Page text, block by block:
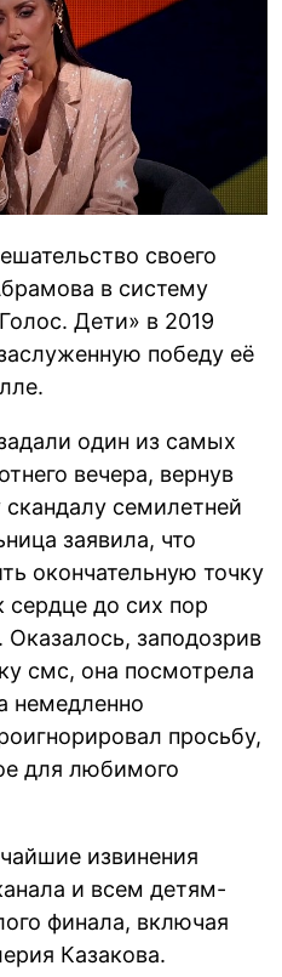
своего
в систему
Дети» в 2019
победу её
один из самых
вечера, вернув
семилетней
заявила, что
окончательную точку
сердце до сих пор
заподозрив
смс, она посмотрела
немедленно
просьбу,
для любимого
извинения
и всем детям-
финала, включая
Казакова.